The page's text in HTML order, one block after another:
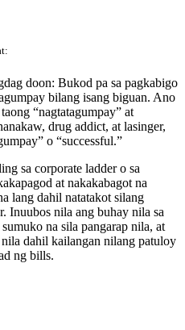
doon: Bukod pa sa pagkabigo
bilang isang biguan. Ano
“nagtatagumpay” at
drug addict, at lasinger,
o “successful.”
sa corporate ladder o sa
at nakakabagot na
lang dahil natatakot silang
Inuubos nila ang buhay nila sa
na sila pangarap nila, at
dahil kailangan nilang patuloy
ng bills.